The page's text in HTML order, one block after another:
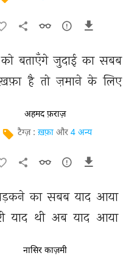
को बताएँगे जुदाई का सबब
ख़फ़ा है तो ज़माने के लिए
अहमद फ़राज़
टैग्ज़ : ख़फ़ा और 4 अन्य
का सबब याद आया
याद थी अब याद आया
नासिर काज़मी